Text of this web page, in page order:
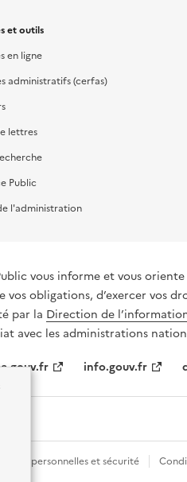
et outils
en ligne
administratifs (cerfas)
lettres
Public
l'administration
vous informe et vous
vos obligations, d’exercer vos
par la Direction de
avec les administrations
info.gouv.fr
personnelles et sécurité